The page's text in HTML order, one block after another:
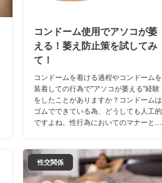
コンドーム使用でアソコが萎
える！萎え防止策を試してみ
て！
コンドームを着ける過程やコンドームを
装着しての行為で"アソコが萎える"経験
をしたことがありますか？コンドームは
ゴムでできている為、どうしても人工的
ですよね。性行為においてのマナーとな
ます！
性交関係